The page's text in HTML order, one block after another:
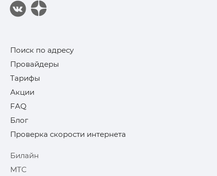
Поиск по адресу
Провайдеры
Тарифы
Акции
FAQ
Блог
Проверка скорости интернета
Билайн
МТС